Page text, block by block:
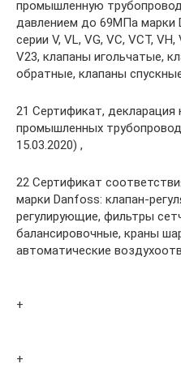
промышленную
давлением до 69МПа марки
серии V, VL, VG, VC, VCT,
V23, клапаны игольчатые,
обратные, клапаны
21 Сертификат, декларация
промышленных
15.03.2020) ,
22 Сертификат
марки Danfoss: клапан-
регулирующие, фильтры
балансировочные, краны
автоматические
+
+